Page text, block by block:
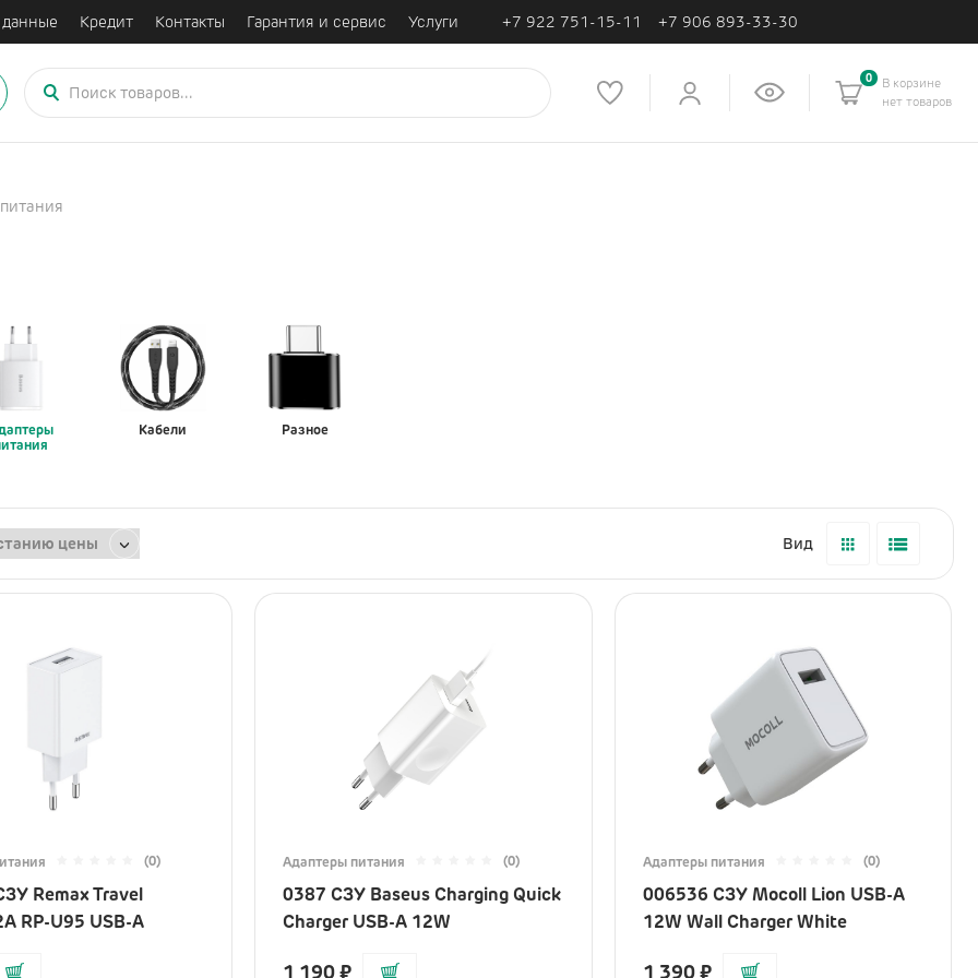
Кредит Контакты Гарантия и сервис Услуги +7 922 751-15-11 +7 906 893-33-30
Поиск
товаров
0
В корзине
нет товаров
кальяны
iPad
Яндекс
Кабели Разное
Вид
(0)
Remax Travel
RP-U95 USB-A
Адаптеры питания (0)
0387 СЗУ Baseus Charging Quick
Charger USB-A 12W
1 190₽
Адаптеры питания (0)
006536 СЗУ Mocoll Lion USB-A
12W Wall Charger White
1 390₽